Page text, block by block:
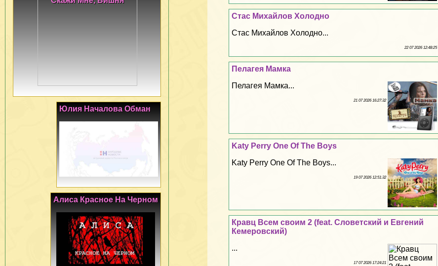
Стас Михайлов Холодно
Стас Михайлов Холодно...
22 07 2026 12:48:25
Пелагея Мамка
Пелагея Мамка...
21 07 2026 16:27:32
Katy Perry One Of The Boys
Katy Perry One Of The Boys...
19 07 2026 12:51:32
Кравц Всем своим 2 (feat. Словетский и Евгений
Кемеровский)
...
17 07 2026 17:24:21
Юлия Началова Обман
Алиса Красное На Черном